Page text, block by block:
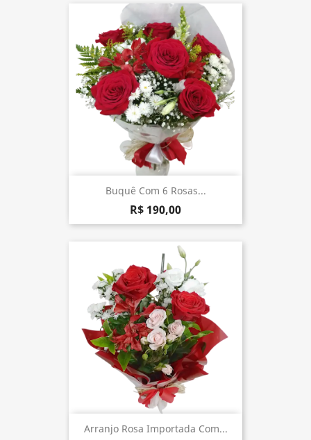
Buquê Com 6 Rosas...
R$ 190,00
Arranjo Rosa Importada Com...